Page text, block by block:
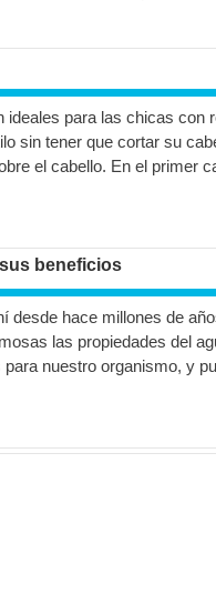
ideales para las chicas con
sin tener que cortar su
el cabello. En el primer
beneficios
desde hace millones de
las propiedades del
nuestro organismo, y